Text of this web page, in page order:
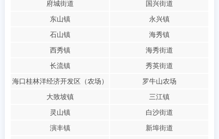
府城街道
国兴街道
东山镇
永兴镇
石山镇
海秀镇
西秀镇
海秀街道
长流镇
秀英街道
海口桂林洋经济开发区（农场）
罗牛山农场
大致坡镇
三江镇
灵山镇
白沙街道
演丰镇
新埠街道